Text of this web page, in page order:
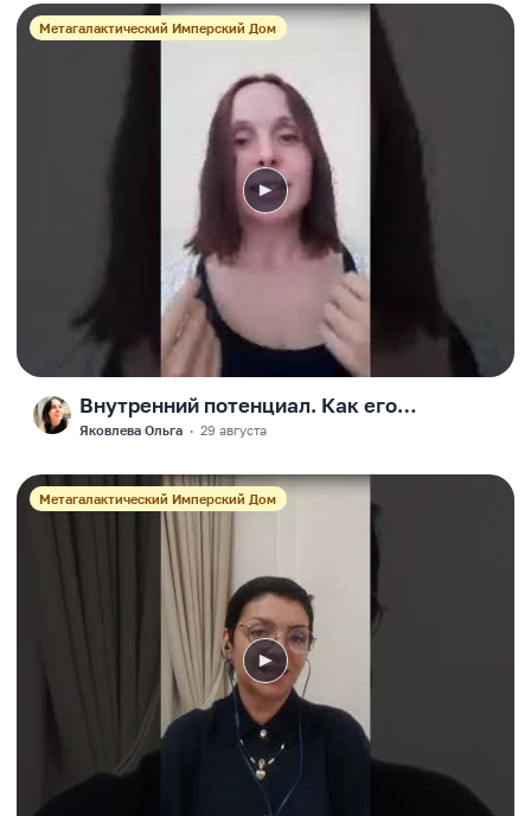
Метагалактический Имперский Дом
F
Внутренний потенциал. Как его
развивать
Яковлева Ольга · 29 августа
Метагалактический Имперский Дом